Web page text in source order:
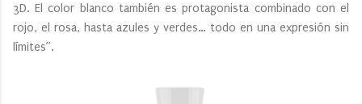
3D. El color blanco también es protagonista combinado con el
rojo, el rosa, hasta azules y verdes… todo en una expresión sin
límites”.